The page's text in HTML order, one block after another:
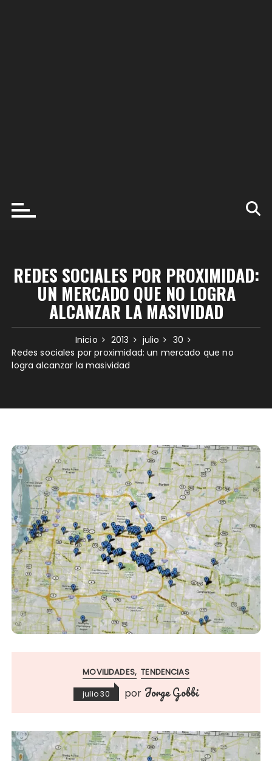
REDES SOCIALES POR PROXIMIDAD:
UN MERCADO QUE NO LOGRA
ALCANZAR LA MASIVIDAD
Inicio 2013 julio
30
Redes sociales por proximidad: un mercado que no
logra alcanzar la masividad
MOVILIDADES TENDENCIAS
julio 30 por Jorge Gobbi